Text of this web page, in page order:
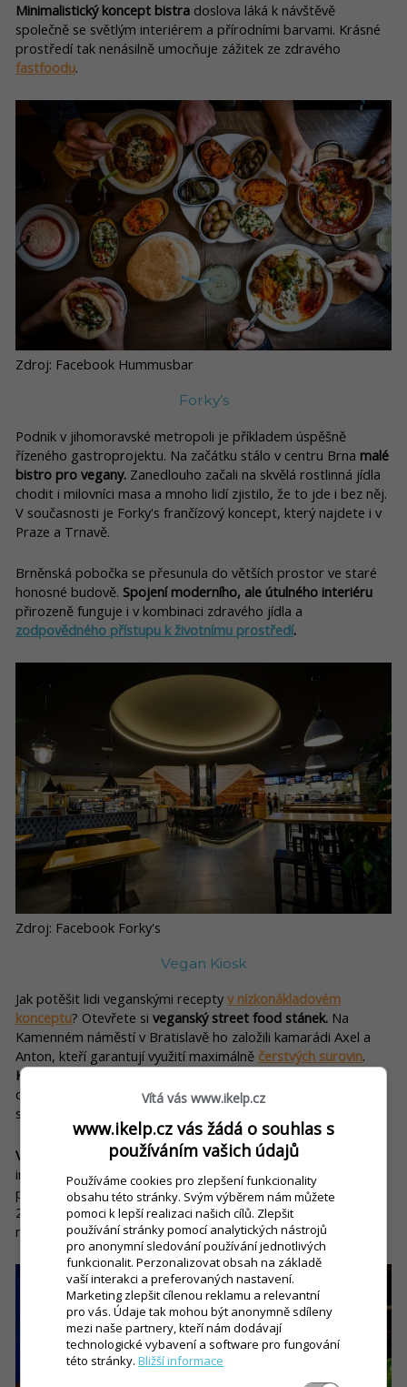
Minimalistický koncept bistra doslova láká k návštěvě
společně se světlým interiérem a přírodními barvami. Krásné
prostředí tak nenásilně umocňuje zážitek ze zdravého
fastfoodu.
Zdroj: Facebook Hummusbar
Forky’s
Podnik v jihomoravské metropoli je příkladem úspěšně
řízeného gastroprojektu. Na začátku stálo v centru Brna malé
bistro pro vegany. Zanedlouho začali na skvělá rostlinná jídla
chodit i milovníci masa a mnoho lidí zjistilo, že to jde i bez něj.
V současnosti je Forky's frančízový koncept, který najdete i v
Praze a Trnavě.
Brněnská pobočka se přesunula do větších prostor ve staré
honosné budově. Spojení moderního, ale útulného interiéru
přirozeně funguje i v kombinaci zdravého jídla a
zodpovědného přístupu k životnímu prostředí.
Zdroj: Facebook Forky's
Vegan Kiosk
Jak potěšit lidi veganskými recepty v nízkonákladovém
konceptu? Otevřete si veganský street food stánek. Na
Kamenném náměstí v Bratislavě ho založili kamarádi Axel a
Anton, kteří garantují využití maximálně čerstvých surovin.
Kouzlo spočívá v sezonním menu,
dodavatele zeleniny a přes zimu pracují s nakládanými
surovinami.
Výhodou tohoto konceptu je bezprostřednost= přímá
interakce se zákazníky. I to je jedna z možností, jak si
postupně otevřít kamennou provozovnu. Vegan Kiosk v srpnu
2019 zavřel svůj stánek a údajně se chystá přesunout na nové
místo.
Vítá vás www.ikelp.cz
www.ikelp.cz vás žádá o souhlas s
používáním vašich údajů
Používáme cookies pro zlepšení funkcionality
obsahu této stránky. Svým výběrem nám můžete
pomoci k lepší realizaci našich cílů. Zlepšit
používání stránky pomocí analytických nástrojů
pro anonymní sledování používání jednotlivých
funkcionalit. Perzonalizovat obsah na základě
vaší interakci a preferovaných nastavení.
Marketing zlepšit cílenou reklamu a relevantní
pro vás. Údaje tak mohou být anonymně sdíleny
mezi naše partnery, kteří nám dodávají
technologické vybavení a software pro fungování
této stránky.Bližší informace